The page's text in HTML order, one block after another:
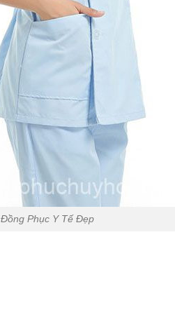
Đồng Phục Y Tế Đẹp